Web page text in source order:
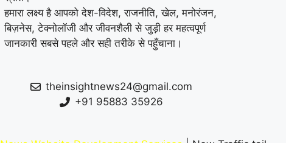
CCTV फुटेज के आधार पर
हमारा लक्ष्य है आपको देश-विदेश, राजनीति, खेल, मनोरंजन,
बिज़नेस, टेक्नोलॉजी और जीवनशैली से जुड़ी हर महत्वपूर्ण
जानकारी सबसे पहले और सही तरीके से पहुँचाना।
theinsightnews24@gmail.com
+91 95883 35926